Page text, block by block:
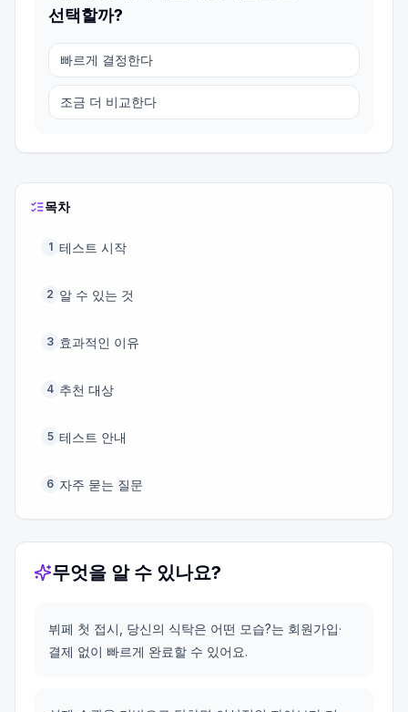
선택할까?
빠르게 결정한다
조금 더 비교한다
목차
1 테스트 시작
2 알 수 있는 것
3 효과적인 이유
4 추천 대상
5 테스트 안내
6 자주 묻는 질문
무엇을 알 수 있나요?
뷔페 첫 접시, 당신의 식탁은 어떤 모습?는 회원가입·
결제 없이 빠르게 완료할 수 있어요.